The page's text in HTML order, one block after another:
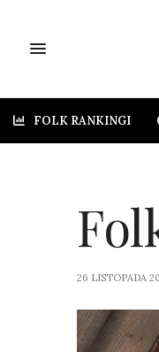
FOLK RANKINGI
26 LISTOPADA